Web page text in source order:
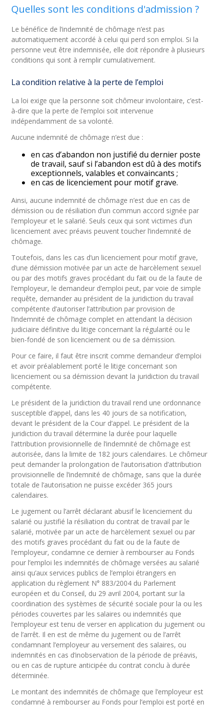
Quelles sont les conditions d'admission ?
Le bénéfice de l’indemnité de chômage n’est pas
automatiquement accordé à celui qui perd son emploi. Si la
personne veut être indemnisée, elle doit répondre à plusieurs
conditions qui sont à remplir cumulativement.
La condition relative à la perte de l’emploi
La loi exige que la personne soit chômeur involontaire, c’est-
à-dire que la perte de l’emploi soit intervenue
indépendamment de sa volonté.
Aucune indemnité de chômage n’est due :
en cas d’abandon non justifié du dernier poste
de travail, sauf si l’abandon est dû à des motifs
exceptionnels, valables et convaincants ;
en cas de licenciement pour motif grave.
Ainsi, aucune indemnité de chômage n’est due en cas de
démission ou de résiliation d’un commun accord signée par
l’employeur et le salarié. Seuls ceux qui sont victimes d’un
licenciement avec préavis peuvent toucher l’indemnité de
chômage.
Toutefois, dans les cas d’un licenciement pour motif grave,
d’une démission motivée par un acte de harcèlement sexuel
ou par des motifs graves procédant du fait ou de la faute de
l’employeur, le demandeur d’emploi peut, par voie de simple
requête, demander au président de la juridiction du travail
compétente d’autoriser l’attribution par provision de
l’indemnité de chômage complet en attendant la décision
judiciaire définitive du litige concernant la régularité ou le
bien-fondé de son licenciement ou de sa démission.
Pour ce faire, il faut être inscrit comme demandeur d’emploi
et avoir préalablement porté le litige concernant son
licenciement ou sa démission devant la juridiction du travail
compétente.
Le président de la juridiction du travail rend une ordonnance
susceptible d’appel, dans les 40 jours de sa notification,
devant le président de la Cour d’appel. Le président de la
juridiction du travail détermine la durée pour laquelle
l’attribution provisionnelle de l’indemnité de chômage est
autorisée, dans la limite de 182 jours calendaires. Le chômeur
peut demander la prolongation de l’autorisation d’attribution
provisionnelle de l’indemnité de chômage, sans que la durée
totale de l’autorisation ne puisse excéder 365 jours
calendaires.
Le jugement ou l’arrêt déclarant abusif le licenciement du
salarié ou justifié la résiliation du contrat de travail par le
salarié, motivée par un acte de harcèlement sexuel ou par
des motifs graves procédant du fait ou de la faute de
l’employeur, condamne ce dernier à rembourser au Fonds
pour l’emploi les indemnités de chômage versées au salarié
ainsi qu’aux services publics de l’emploi étrangers en
application du règlement N° 883/2004 du Parlement
européen et du Conseil, du 29 avril 2004, portant sur la
coordination des systèmes de sécurité sociale pour la ou les
périodes couvertes par les salaires ou indemnités que
l’employeur est tenu de verser en application du jugement ou
de l’arrêt. Il en est de même du jugement ou de l’arrêt
condamnant l’employeur au versement des salaires, ou
indemnités en cas d’inobservation de la période de préavis,
ou en cas de rupture anticipée du contrat conclu à durée
déterminée.
Le montant des indemnités de chômage que l’employeur est
condamné à rembourser au Fonds pour l’emploi est porté en